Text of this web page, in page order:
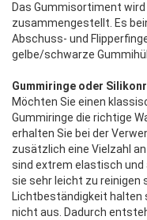
Das Gummisortiment
zusammengestellt. Es
Abschuss- und
gelbe/schwarze
Gummiringe oder
Möchten Sie einen
Gummiringe die richtige
erhalten Sie bei der
zusätzlich eine Vielzahl
sind extrem elastisch
sie sehr leicht zu reinigen
Lichtbeständigkeit halten
nicht aus. Dadurch